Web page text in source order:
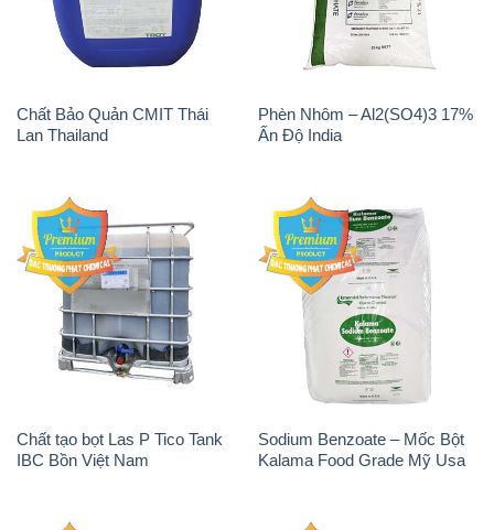
Chất Bảo Quản CMIT Thái
Lan Thailand
Phèn Nhôm – Al2(SO4)3 17%
Ấn Độ India
Chất tạo bọt Las P Tico Tank
IBC Bồn Việt Nam
Sodium Benzoate – Mốc Bột
Kalama Food Grade Mỹ Usa